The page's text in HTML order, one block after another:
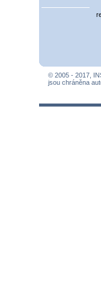
© 2005 - 2017,
jsou chráněna